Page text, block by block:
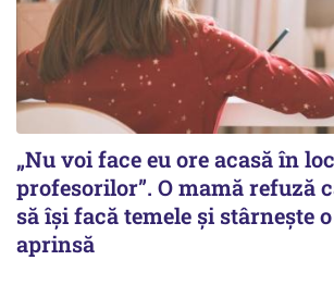
„Nu voi face eu ore acasă în
profesorilor”. O mamă refuză
să își facă temele și stârnește
aprinsă